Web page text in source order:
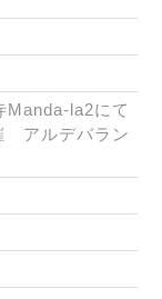
la2にて
アルデバラン